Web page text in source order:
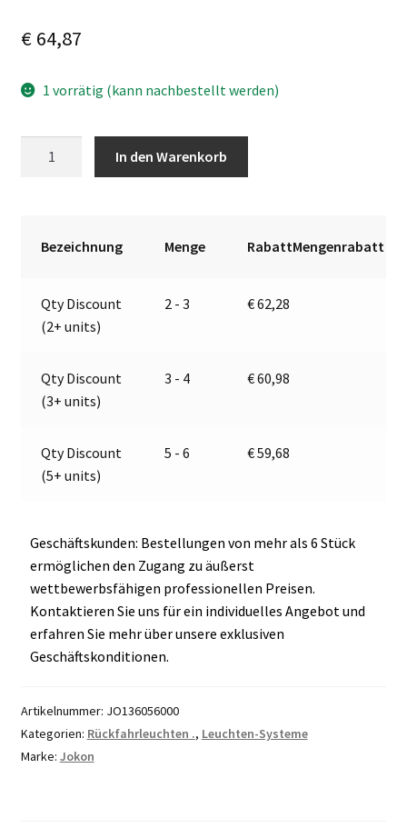
€64,87
1 vorrätig (kann nachbestellt werden)
06052
In den Warenkorb
r
t
e
Bezeichnung Menge RabattMengenrabatt
Qty Discount
(2+ units)
2 - 3 €62,28
Qty Discount
(3+ units)
3 - 4 €60,98
Qty Discount
(5+ units)
5 - 6 €59,68
Geschäftskunden: Bestellungen von mehr als 6 Stück
ermöglichen den Zugang zu äußerst
wettbewerbsfähigen professionellen Preisen.
Kontaktieren Sie uns für ein individuelles Angebot und
erfahren Sie mehr über unsere exklusiven
Geschäftskonditionen.
Artikelnummer: JO136056000
Kategorien: Rückfahrleuchten ., Leuchten-Systeme
Marke: Jokon